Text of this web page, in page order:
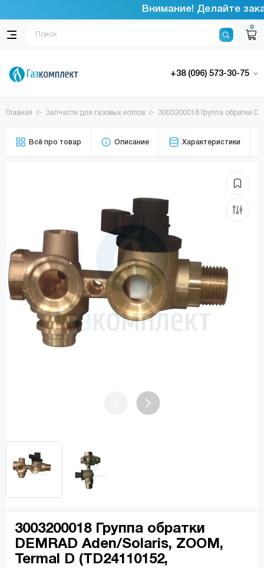
Внимание! Делайте
0
+38 (096) 573-30-75
Главная Запчасти для газовых котлов 3003200018 Группа обратки
Всё про товар Описание Характеристики
3003200018 Группа обратки
DEMRAD Aden/Solaris, ZOOM,
Termal D (TD24110152,